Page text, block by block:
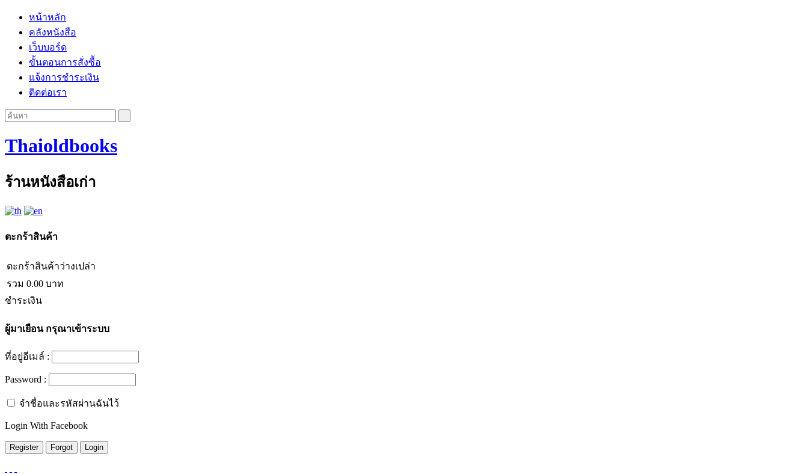
หน้าหลัก
คลังหนังสือ
เว็บบอร์ด
ขั้นตอนการสั่งซื้อ
แจ้งการชำระเงิน
ติดต่อเรา
Thaioldbooks
ร้านหนังสือเก่า
ตะกร้าสินค้า
ตะกร้าสินค้าว่างเปล่า
รวม 0.00 บาท
ชำระเงิน
ผู้มาเยือนกรุณาเข้าระบบ
ที่อยู่อีเมล์ :
Password :
จำชื่อและรหัสผ่านฉันไว้
Login With Facebook